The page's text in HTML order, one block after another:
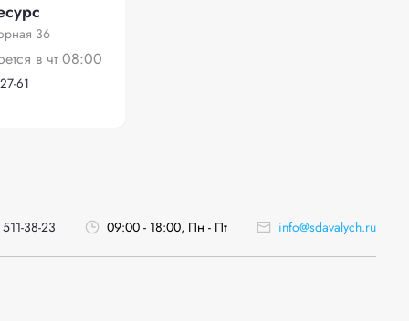
36
в чт 08:00
61
38-23 09:00 - 18:00, Пн - Пт info@sdavalych.ru